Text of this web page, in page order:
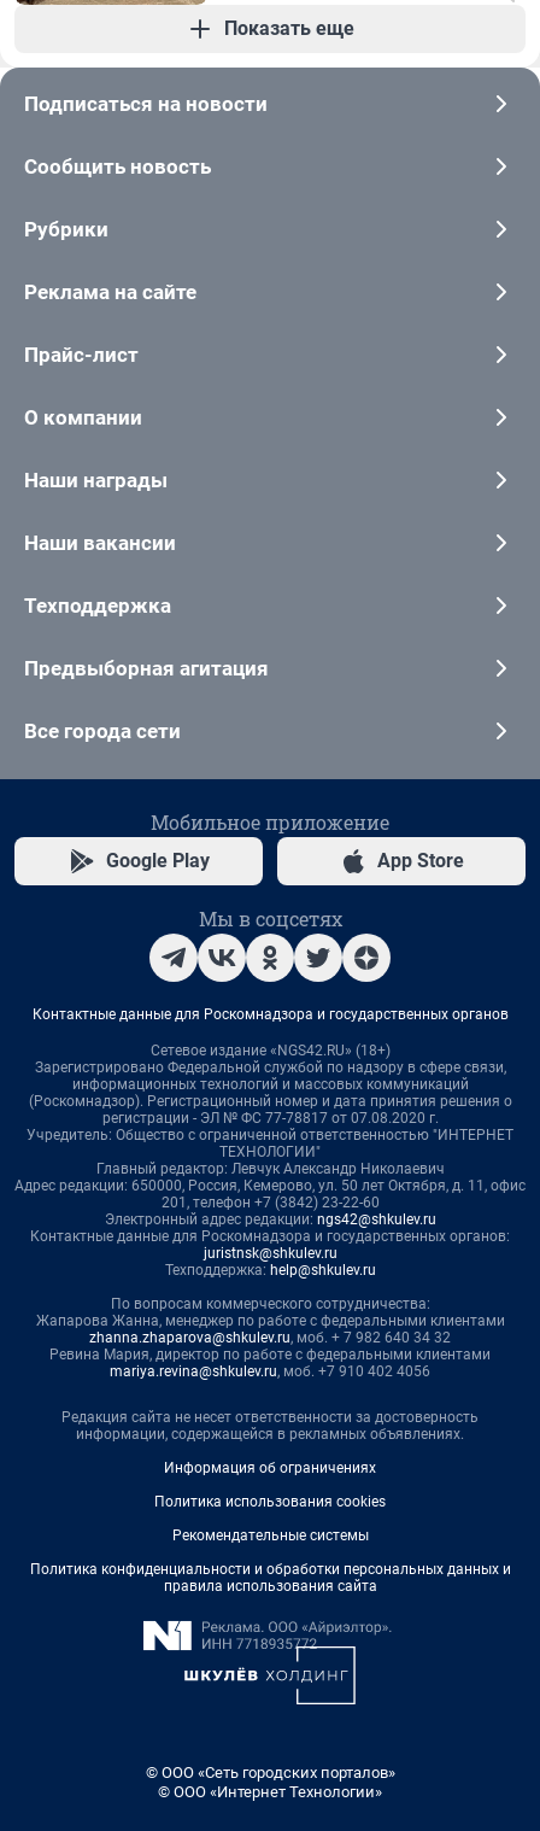
Показать еще
Подписаться на новости
Сообщить новость
Рубрики
Реклама на сайте
Прайс-лист
О компании
Наши награды
Наши вакансии
Техподдержка
Предвыборная агитация
Все города сети
Мобильное приложение
Google Play App Store
Мы в соцсетях
Контактные данные для Роскомнадзора и государственных органов
Сетевое издание «NGS42.RU» (18+)
Зарегистрировано Федеральной службой по надзору в сфере связи,
информационных технологий и массовых коммуникаций
(Роскомнадзор). Регистрационный номер и дата принятия решения о
регистрации - ЭЛ № ФС 77-78817 от 07.08.2020 г.
Учредитель: Общество с ограниченной ответственностью "ИНТЕРНЕТ
ТЕХНОЛОГИИ"
Главный редактор: Левчук Александр Николаевич
Адрес редакции: 650000, Россия, Кемерово, ул. 50 лет Октября, д. 11, офис
201, телефон +7 (3842) 23-22-60
Электронный адрес редакции: ngs42@shkulev.ru
Контактные данные для Роскомнадзора и государственных органов:
juristnsk@shkulev.ru
Техподдержка: help@shkulev.ru
По вопросам коммерческого сотрудничества:
Жапарова Жанна, менеджер по работе с федеральными клиентами
zhanna.zhaparova@shkulev.ru, моб. + 7 982 640 34 32
Ревина Мария, директор по работе с федеральными клиентами
mariya.revina@shkulev.ru, моб. +7 910 402 4056
Редакция сайта не несет ответственности за достоверность
информации, содержащейся в рекламных объявлениях.
Информация об ограничениях
Политика использования cookies
Рекомендательные системы
Политика конфиденциальности и обработки персональных данных и
правила использования сайта
© ООО «Сеть городских порталов»
© ООО «Интернет Технологии»